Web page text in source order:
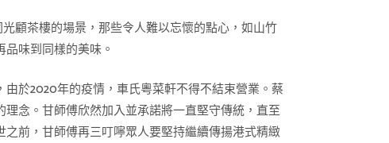
顧茶樓的場景，那些令人難以忘懷的點心，如山竹
味到同樣的美味。
於2020年的疫情，車氏粵菜軒不得不結束營業。蔡
念。甘師傅欣然加入並承諾將一直堅守傳統，直至
前，甘師傅再三叮嚀眾人要堅持繼續傳揚港式精緻